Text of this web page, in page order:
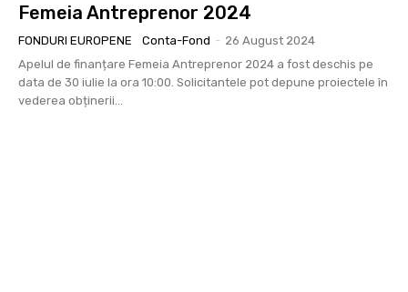
Femeia Antreprenor 2024
FONDURI EUROPENE Conta-Fond - 26 August 2024
Apelul de finanțare Femeia Antreprenor 2024 a fost deschis pe
data de 30 iulie la ora 10:00. Solicitantele pot depune proiectele în
vederea obținerii...